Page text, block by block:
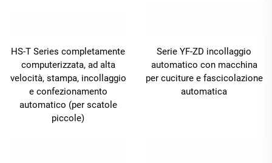
HS-T Series completamente
computerizzata, ad alta
velocità, stampa, incollaggio
e confezionamento
automatico (per scatole
piccole)
Serie YF-ZD incollaggio
automatico con macchina
per cuciture e fascicolazione
automatica